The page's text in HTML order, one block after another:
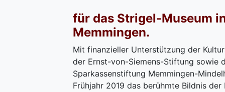
für das Strigel-Museum
Memmingen.
Mit finanzieller Unterstützung der
der Ernst-von-Siemens-Stiftung sowie
Sparkassenstiftung Memmingen-
Frühjahr 2019 das berühmte Bildnis der